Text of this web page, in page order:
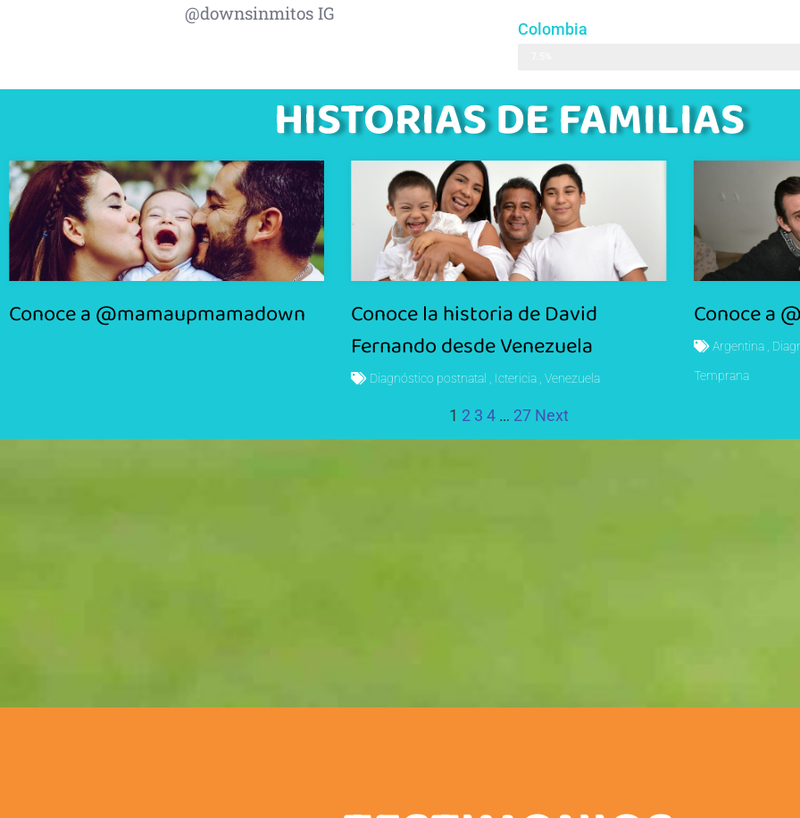
@downsinmitos IG
Colombia
HISTORIAS DE FAMILIAS
Conoce a @mamaupmamadown
Conoce la historia de David
Fernando desde Venezuela
Diagnóstico postnatal Ictericia Venezuela
Conoce a
Argentina
Temprana
1 2 3 4 … 27 Next